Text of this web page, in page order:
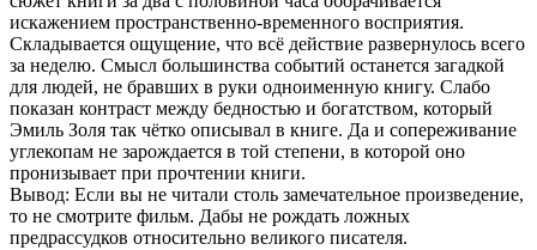
искажением пространственно-временного восприятия.
Складывается ощущение, что всё действие развернулось всего
за неделю. Смысл большинства событий останется загадкой
для людей, не бравших в руки одноименную книгу. Слабо
показан контраст между бедностью и богатством, который
Эмиль Золя так чётко описывал в книге. Да и сопереживание
углекопам не зарождается в той степени, в которой оно
пронизывает при прочтении книги.
Вывод: Если вы не читали столь замечательное произведение,
то не смотрите фильм. Дабы не рождать ложных
предрассудков относительно великого писателя.